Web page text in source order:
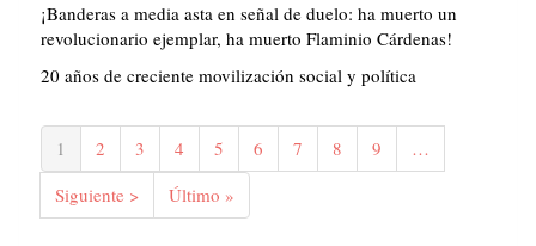
¡Banderas a media asta en señal de duelo: ha muerto un
revolucionario ejemplar, ha muerto Flaminio Cárdenas!
20 años de creciente movilización social y política
Paginación
Página
actual
1 Página
2 Página
3 Página
4 Página
5 Página
6 Página
7 Página
8 Página
9
…
Siguiente
página
Siguiente >
Última
página
Último »